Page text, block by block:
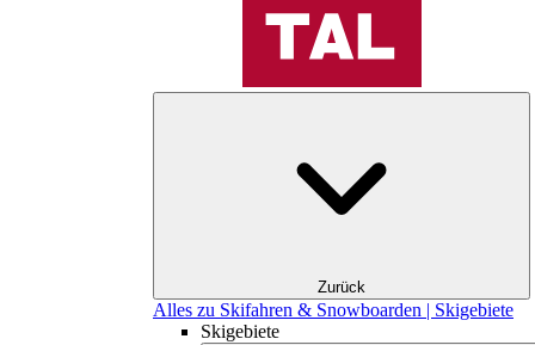
Zurück
Alles zu Skifahren & Snowboarden | Skigebiete
Skigebiete